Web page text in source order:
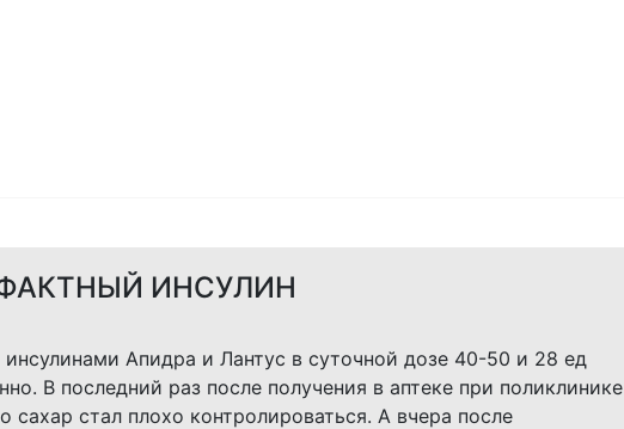
ИНСУЛИН
Апидра и Лантус в суточной дозе 40-50 и 28 ед
В последний раз после получения в аптеке при поликлинике
сахар стал плохо контролироваться. А вчера после